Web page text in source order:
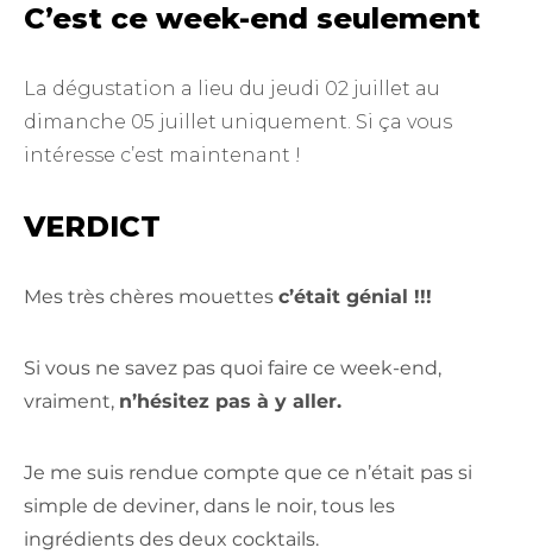
C’est ce week-end seulement
La dégustation a lieu du jeudi 02 juillet au
dimanche 05 juillet uniquement. Si ça vous
intéresse c’est maintenant !
VERDICT
Mes très chères mouettes c’était génial !!!
Si vous ne savez pas quoi faire ce week-end,
vraiment, n’hésitez pas à y aller.
Je me suis rendue compte que ce n’était pas si
simple de deviner, dans le noir, tous les
ingrédients des deux cocktails.